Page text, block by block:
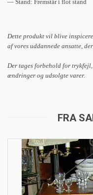
— Stand: Fremstår i flot stand
Dette produkt vil blive
af vores uddannede ansatte,
Der tages forbehold for
ændringer og udsolgte varer.
FRA